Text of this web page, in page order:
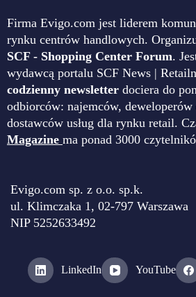
Firma Evigo.com jest liderem
rynku centrów handlowych.
SCF - Shopping Center Forum.
wydawcą portalu SCF News |
codzienny newsletter dociera do
odbiorców: najemców, deweloperów
dostawców usług dla rynku retail.
Magazine ma ponad 3000
Evigo.com sp. z o.o. sp.k.
ul. Klimczaka 1, 02-797 Warszawa
NIP 5252633492
LinkedIn YouTube